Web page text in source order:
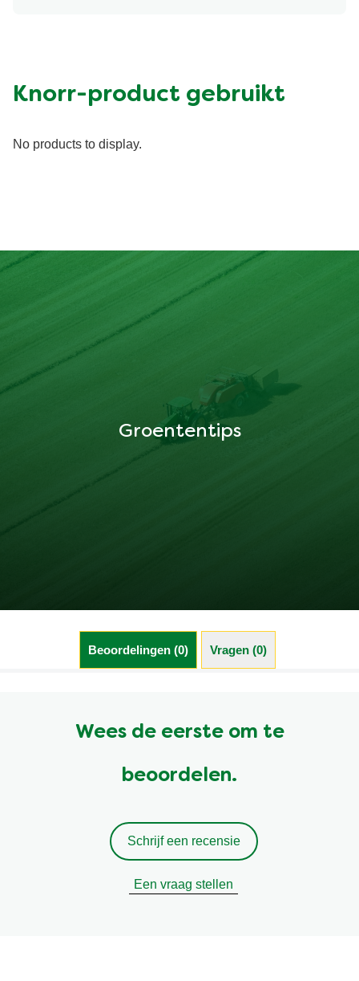
Knorr-product gebruikt
No products to display.
Groententips
Beoordelingen (0) Vragen (0)
Wees de eerste om te
beoordelen.
Schrijf een recensie
Een vraag stellen